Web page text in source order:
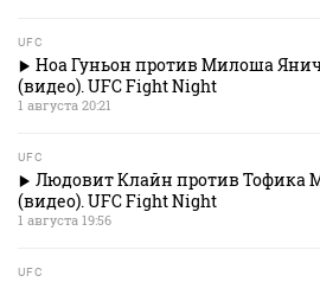
UFC
Ноа Гуньон против Милоша
(видео). UFC Fight Night
1 августа 20:21
UFC
Людовит Клайн против Тофика
(видео). UFC Fight Night
1 августа 19:56
UFC